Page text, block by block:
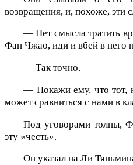
возвращения, и, похоже, эти
— Нет смысла тратить
Фан Чжао, иди и вбей в него
— Так точно.
— Покажи ему, что тот,
может сравниться с нами в
Под уговорами толпы,
эту «честь».
Он указал на Ли